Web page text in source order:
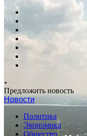
Предложить новость
Новости
Политика
Экономика
Общество